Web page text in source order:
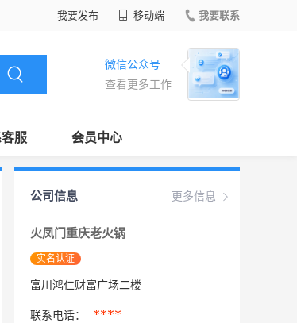
我要发布 移动端 我要联系
微信公众号
查看更多工作
服 会员中心
更多信息
公司信息
火凤门重庆老火锅
实名认证
富川鸿仁财富广场二楼
联系电话： ****